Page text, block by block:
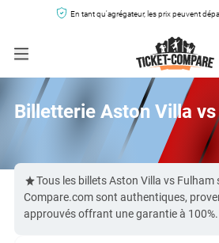
En tant qu'agrégateur, les prix peuvent
Billetterie Aston Villa vs
Tous les billets Aston Villa vs Fulham
Compare.com sont authentiques,
approuvés offrant une garantie à 100%.